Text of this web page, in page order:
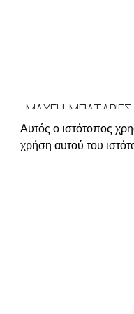
Αυτός ο ιστότοπος
χρήση αυτού του
MAXELL
ΜΠΑΤΑΡΙΕΣ